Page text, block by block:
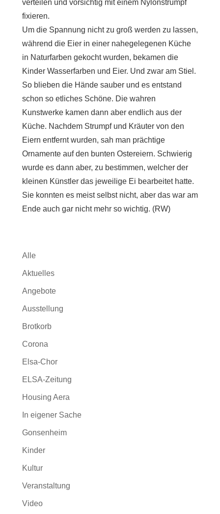
verteilen und vorsichtig mit einem Nylonstrumpf
fixieren.
Um die Spannung nicht zu groß werden zu lassen,
während die Eier in einer nahegelegenen Küche
in Naturfarben gekocht wurden, bekamen die
Kinder Wasserfarben und Eier. Und zwar am Stiel.
So blieben die Hände sauber und es entstand
schon so etliches Schöne. Die wahren
Kunstwerke kamen dann aber endlich aus der
Küche. Nachdem Strumpf und Kräuter von den
Eiern entfernt wurden, sah man prächtige
Ornamente auf den bunten Ostereiern. Schwierig
wurde es dann aber, zu bestimmen, welcher der
kleinen Künstler das jeweilige Ei bearbeitet hatte.
Sie konnten es meist selbst nicht, aber das war am
Ende auch gar nicht mehr so wichtig. (RW)
Alle
Aktuelles
Angebote
Ausstellung
Brotkorb
Corona
Elsa-Chor
ELSA-Zeitung
Housing Aera
In eigener Sache
Gonsenheim
Kinder
Kultur
Veranstaltung
Video